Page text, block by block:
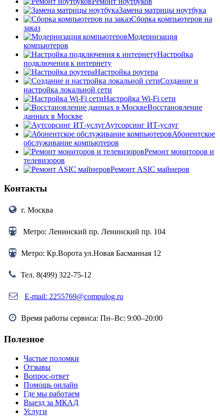
Замена матрицы ноутбука
Сборка компьютеров на
заказ
Модернизация
компьютеров
Настройка
подключения к интернету
Настройка роутера
Создание и
настройка локальной сети
Настройка Wi-Fi сети
Восстановление
данных в Москве
Аутсорсинг ИТ-услуг
Абонентское
обслуживание компьютеров
Ремонт мониторов и
телевизоров
Ремонт ASIC майнеров
Контакты
г. Москва
Метро: Ленинский пр. Ленинский пр. 104
Метро: Кр.Ворота ул.Новая Басманная 12
Тел. 8(499) 322-75-12
E-mail: 2255769@compulog.ru
Время работы сервиса: Пн–Вс: 9:00–20:00
Полезное
Частые поломки
Отзывы
Вопрос-ответ
Помощь онлайн
Где мы работаем
Выезд за МКАД
Услуги